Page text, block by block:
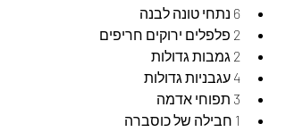
6 נתחי טונה לבנה
2 פלפלים ירוקים חריפים
2 גמבות גדולות
4 עגבניות גדולות
3 תפוחי אדמה
1 חבילה של כוסברה